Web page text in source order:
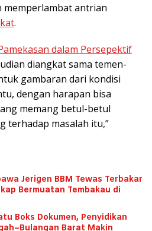
memperlambat antrian
.
dalam Persepektif
diangkat sama temen-
gambaran dari kondisi
dengan harapan bisa
memang betul-betul
terhadap masalah itu,”
Jerigen BBM Tewas Terbakar
Bermuatan Tembakau di
Boks Dokumen, Penyidikan
Barat Makin